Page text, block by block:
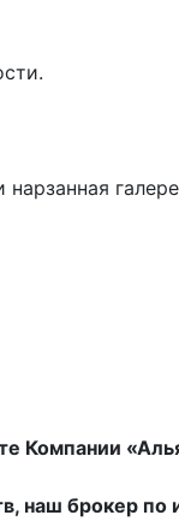
Компании
наш брокер